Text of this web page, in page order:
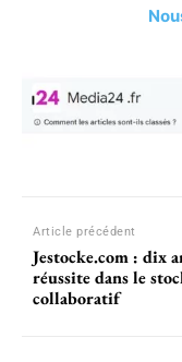
Article précédent
Jestocke.com : dix
réussite dans le
collaboratif